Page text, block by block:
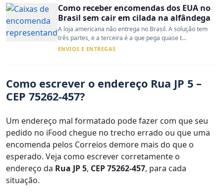
Como receber encomendas dos EUA no
Brasil sem cair em cilada na alfândega
A loja americana não entrega no Brasil. A solução tem
três partes, e a terceira é a que pega quase t...
ENVIOS E ENTREGAS
Como escrever o endereço Rua JP 5 –
CEP 75262-457?
Um endereço mal formatado pode fazer com que seu
pedido no iFood chegue no trecho errado ou que uma
encomenda pelos Correios demore mais do que o
esperado. Veja como escrever corretamente o
endereço da Rua JP 5, CEP 75262-457, para cada
situação.